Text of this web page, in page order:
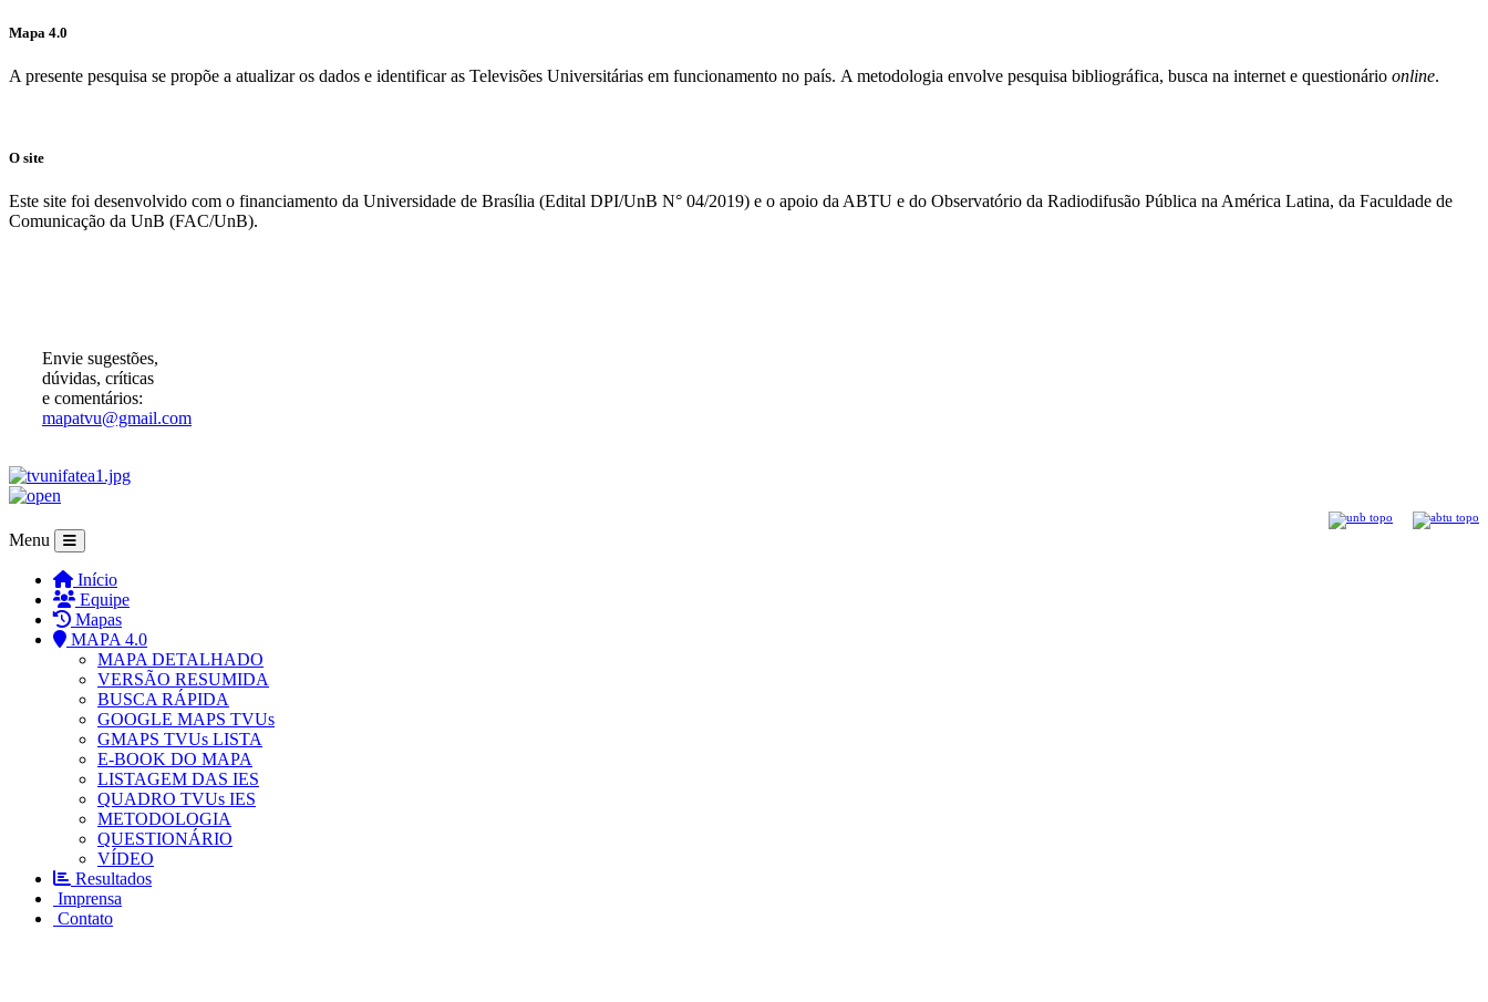
Mapa 4.0
A presente pesquisa se propõe a atualizar os dados e identificar as Televisões Universitárias em funcionamento no país. A metodologia envolve pesquisa bibliográfica, busca na internet e questionário online.
O site
Este site foi desenvolvido com o financiamento da Universidade de Brasília (Edital DPI/UnB N° 04/2019) e o apoio da ABTU e do Observatório da Radiodifusão Pública na América Latina, da Faculdade de
Comunicação da UnB (FAC/UnB).
Envie sugestões,
dúvidas, críticas
e comentários:
mapatvu@gmail.com
Menu
Início
Equipe
Mapas
MAPA 4.0
MAPA DETALHADO
VERSÃO RESUMIDA
BUSCA RÁPIDA
GOOGLE MAPS TVUs
GMAPS TVUs LISTA
E-BOOK DO MAPA
LISTAGEM DAS IES
QUADRO TVUs IES
METODOLOGIA
QUESTIONÁRIO
VÍDEO
Resultados
Imprensa
Contato